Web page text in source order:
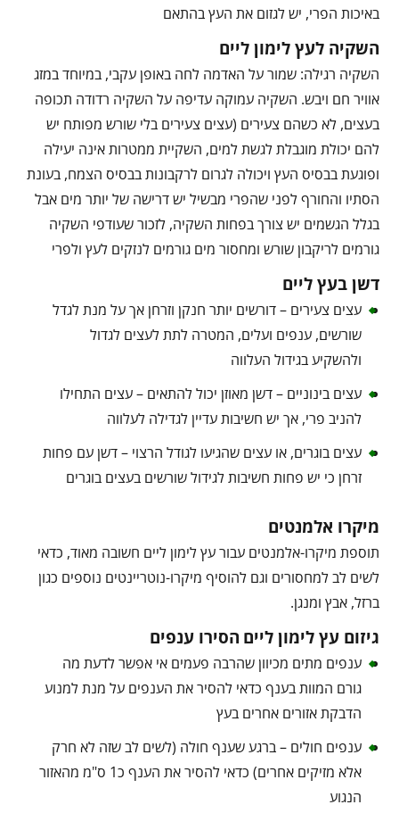
באיכות הפרי, יש לגזום את העץ בהתאם
השקיה לעץ לימון ליים
השקיה רגילה: שמור על האדמה לחה באופן עקבי, במיוחד במזג
אוויר חם ויבש. השקיה עמוקה עדיפה על השקיה רדודה תכופה
בעצים, לא כשהם צעירים (עצים צעירים בלי שורש מפותח יש
להם יכולת מוגבלת לגשת למים, השקיית ממטרות אינה יעילה
ופוגעת בבסיס העץ ויכולה לגרום לרקבונות בבסיס הצמח, בעונת
הסתיו והחורף לפני שהפרי מבשיל יש דרישה של יותר מים אבל
בגלל הגשמים יש צורך בפחות השקיה, לזכור שעודפי השקיה
גורמים לריקבון שורש ומחסור מים גורמים לנזקים לעץ ולפרי
דשן בעץ ליים
עצים צעירים – דורשים יותר חנקן וזרחן אך על מנת לגדל
שורשים, ענפים ועלים, המטרה לתת לעצים לגדול
ולהשקיע בגידול העלווה
עצים בינוניים – דשן מאוזן יכול להתאים – עצים התחילו
להניב פרי, אך יש חשיבות עדיין לגדילה לעלווה
עצים בוגרים, או עצים שהגיעו לגודל הרצוי – דשן עם פחות
זרחן כי יש פחות חשיבות לגידול שורשים בעצים בוגרים
מיקרו אלמנטים
תוספת מיקרו-אלמנטים עבור עץ לימון ליים חשובה מאוד, כדאי
לשים לב למחסורים וגם להוסיף מיקרו-נוטריינטים נוספים כגון
ברזל, אבץ ומנגן.
גיזום עץ לימון ליים הסירו ענפים
ענפים מתים מכיוון שהרבה פעמים אי אפשר לדעת מה
גורם המוות בענף כדאי להסיר את הענפים על מנת למנוע
הדבקת אזורים אחרים בעץ
ענפים חולים – ברגע שענף חולה (לשים לב שזה לא חרק
אלא מזיקים אחרים) כדאי להסיר את הענף כ1 ס"מ מהאזור
הנגוע